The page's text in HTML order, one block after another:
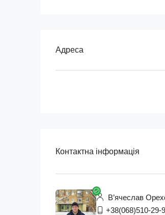
Адреса
Контактна інформація
В’ячеслав
+38(068)510-29-